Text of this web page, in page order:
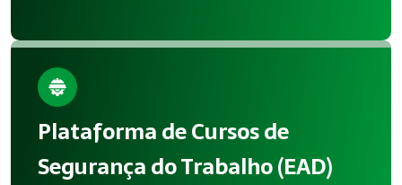
Plataforma de Cursos de
Segurança do Trabalho (EAD)